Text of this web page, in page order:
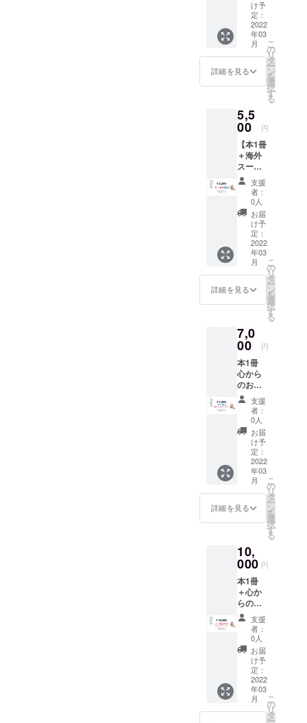
（プロ
トコー
ル）＆
社交術
とは Ⅲ
美しく
毅然と
き方
レッス
ン Ⅳ ス
マート
な会話
術・
デート
術・公
共の美
観 Ⅴ
品位を
保ち
人生を
美しく
音楽♪
語学♪社
交学♪
ランス
語
Benoit
Badufle
英
語
Eric
Majesk
y 日本
語
Ryo
Akamat
su ＊
ご希望
ジャ
ケット
入れま
す。そ
の際
は、開
封した
CDが届
きます♪
美しい
パッ
ケージ
ですの
で、お
楽しみ
になら
れたあ
Thank
you so
much♪
け予
定：
2022
年03
月
詳細を見る
こ
の
リ
タ
ー
ン
を
選
択
す
る
5,5
00 円
【本1冊
＋海外
スーベ
ニア伊
仏英の
抽選会
＋夢を
かなえ
るエ
ティ
ケット
CD 抽選
会 ＋心
からの
お礼
メール
教育
メール
配信
《オン
ライン
で抽選
会 世
界クイ
ズ大
会》を
行いま
す。約
45分で
す。 前
もっ
て、日
時を
きま
す。
2022年
の年明
け1週間
後位の
20時で
す。 海
外お土
産は、
イタリ
ア、イ
ギリ
ス、フ
ランス
製など
支援
者：
0人
お届
け予
定：
2022
年03
月
詳細を見る
こ
の
リ
タ
ー
ン
を
選
択
す
る
7,0
00 円
本1冊
心から
のお礼
メール
国際教
育メー
ル + 姫
COURT
Winマグ
カップ
フラン
ス語
j’ai de
la
chance
! 私は運
英語 I
win ! 私
は勝
つ！
Beauty
wins. ♪
美は勝
利する♪
あなた
のグッ
ドラッ
クグッ
ズに ど
うぞお
楽しみ
に
支援
者：
0人
お届
け予
定：
2022
年03
月
詳細を見る
こ
の
リ
タ
ー
ン
を
選
択
す
る
10,
000 円
本1冊
＋心か
らのお
礼メー
ル ＋国
際教育
メール
配信 ＋
【夢を
かなえ
るエ
ティ
ケッ
支援
者：
0人
お届
け予
定：
2022
年03
月
こ
の
リ
タ